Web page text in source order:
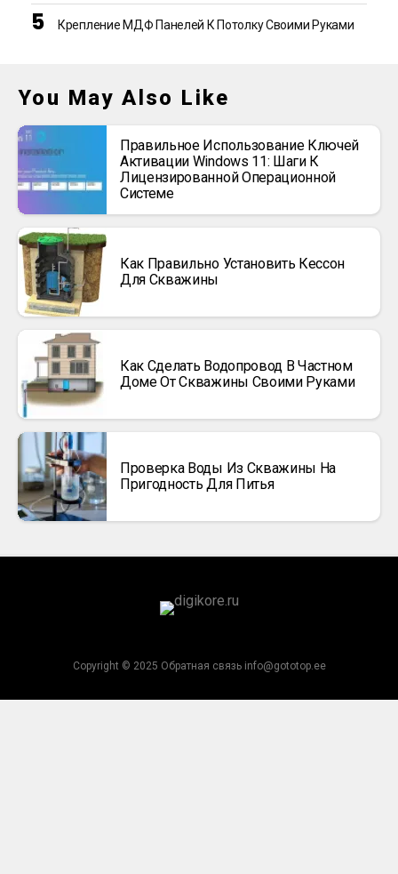
Крепление МДФ Панелей К Потолку Своими Руками
You May Also Like
Правильное Использование Ключей
Активации Windows 11: Шаги К
Лицензированной Операционной
Системе
Как Правильно Установить Кессон
Для Скважины
Как Сделать Водопровод В Частном
Доме От Скважины Своими Руками
Проверка Воды Из Скважины На
Пригодность Для Питья
Copyright © 2025 Обратная связь info@gototop.ee